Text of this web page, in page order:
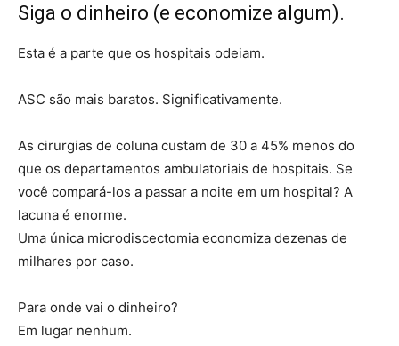
Siga o dinheiro (e economize algum).
Esta é a parte que os hospitais odeiam.
ASC são mais baratos. Significativamente.
As cirurgias de coluna custam de 30 a 45% menos do
que os departamentos ambulatoriais de hospitais. Se
você compará-los a passar a noite em um hospital? A
lacuna é enorme.
Uma única microdiscectomia economiza dezenas de
milhares por caso.
Para onde vai o dinheiro?
Em lugar nenhum.